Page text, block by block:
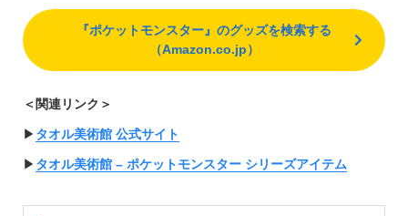
『ポケットモンスター』のグッズを検索する
（Amazon.co.jp）
＜関連リンク＞
▶︎ タオル美術館 公式サイト
▶︎ タオル美術館 – ポケットモンスター シリーズアイテム